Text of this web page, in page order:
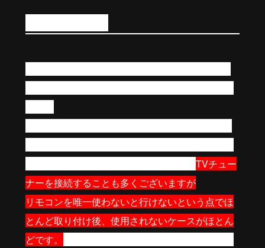
TVチュー
ナーを接続することも多くございますが
リモコンを唯一使わないと行けないという点でほ
とんど取り付け後、使用されないケースがほとん
どです。